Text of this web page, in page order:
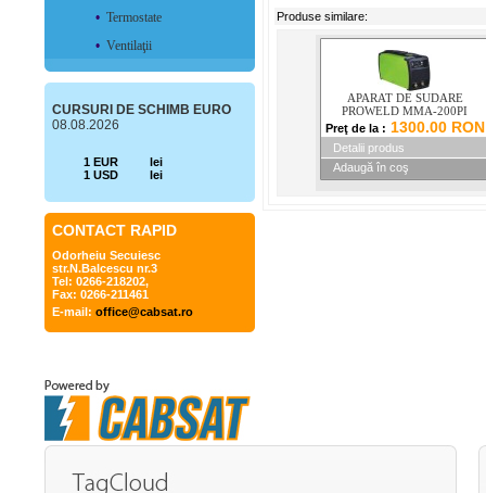
• Termostate
• Ventilaţii
CURSURI DE SCHIMB EURO
08.08.2026
1 EUR
lei
1 USD
lei
CONTACT RAPID
Odorheiu Secuiesc
str.N.Balcescu nr.3
Tel: 0266-218202,
Fax: 0266-211461
E-mail: office@cabsat.ro
Produse similare:
APARAT DE SUDARE
PROWELD MMA-200PI
Preţ de la : 1300.00 RON
Detalii produs
Adaugă în coş